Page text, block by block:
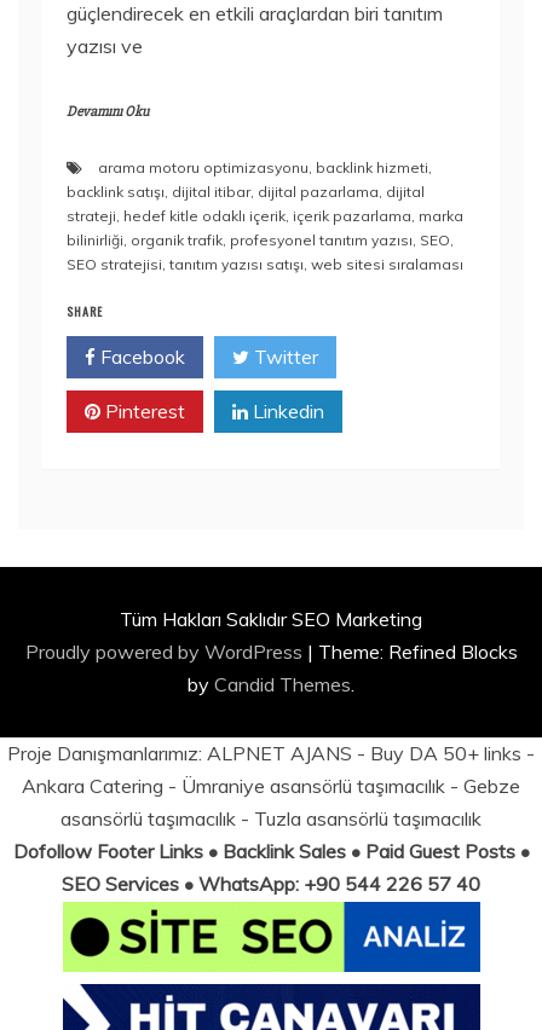
güçlendirecek en etkili araçlardan biri tanıtım
yazısı ve
Devamını Oku
arama motoru optimizasyonu, backlink hizmeti,
backlink satışı, dijital itibar, dijital pazarlama, dijital
strateji, hedef kitle odaklı içerik, içerik pazarlama, marka
bilinirliği, organik trafik, profesyonel tanıtım yazısı, SEO,
SEO stratejisi,tanıtım yazısı satışı, web sitesi sıralaması
SHARE
Facebook Twitter
Pinterest Linkedin
Tüm Hakları Saklıdır SEO Marketing
Proudly powered by WordPress | Theme: Refined Blocks
by Candid Themes.
Proje Danışmanlarımız: ALPNET AJANS - Buy DA 50+ links -
Ankara Catering - Ümraniye asansörlü taşımacılık - Gebze
asansörlü taşımacılık - Tuzla asansörlü taşımacılık
Dofollow Footer Links • Backlink Sales • Paid Guest Posts •
SEO Services • WhatsApp: +90 544 226 57 40